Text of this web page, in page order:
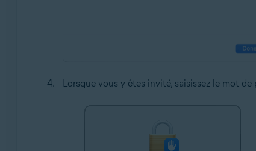
Lorsque vous y êtes invité, saisissez le mot